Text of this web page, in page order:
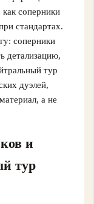
соперники
стандартах.
соперники
детализацию,
тур
дуэлей,
а не
и
тур